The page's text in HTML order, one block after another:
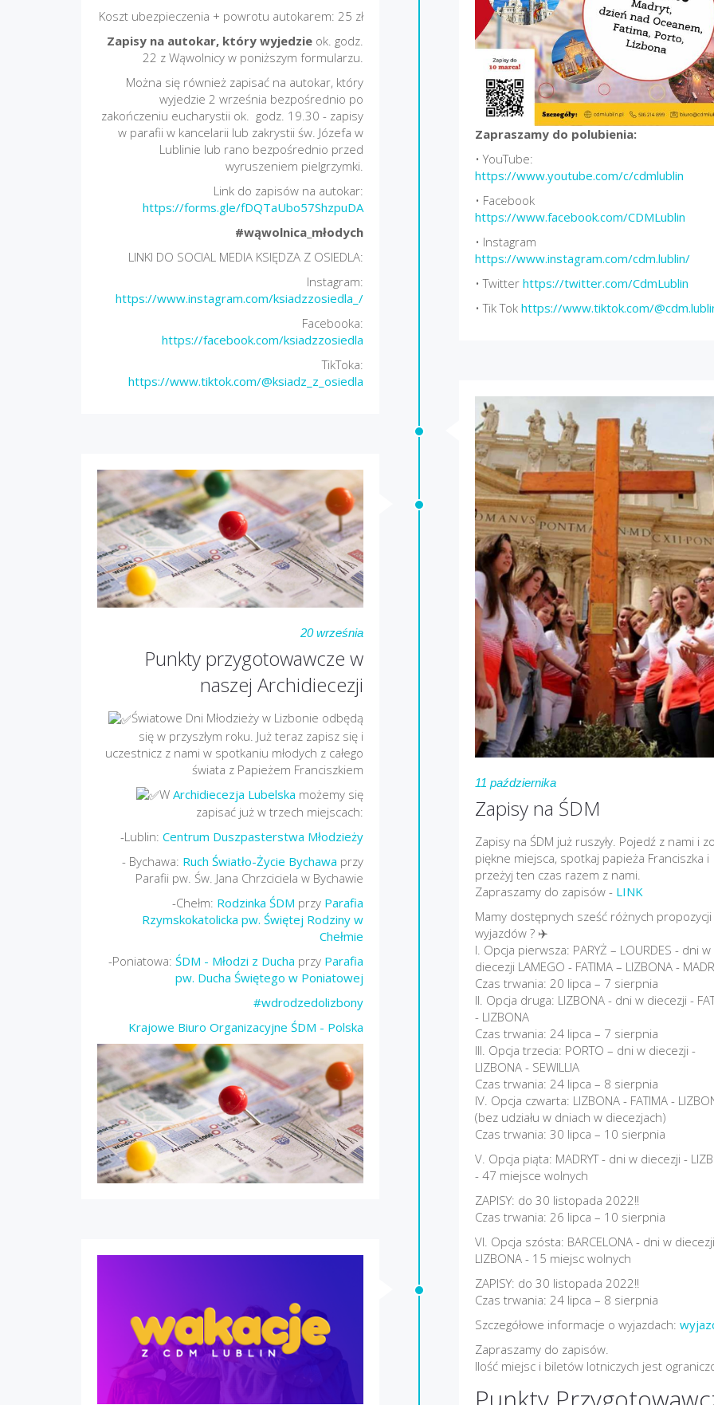
Koszt ubezpieczenia + powrotu autokarem: 25 zł
Zapisy na autokar, który wyjedzieok. godz.
22 z Wąwolnicy w poniższym formularzu.
Można się również zapisać na autokar, który
wyjedzie 2 września bezpośrednio po
zakończeniu eucharystii ok. godz. 19.30 - zapisy
w parafii w kancelarii lub zakrystii św. Józefa w
Lublinie lub rano bezpośrednio przed
wyruszeniem pielgrzymki.
Link do zapisów na autokar:
https://forms.gle/fDQTaUbo57ShzpuDA
#wąwolnica_młodych
LINKI DO SOCIAL MEDIA KSIĘDZA Z OSIEDLA:
Instagram:
https://www.instagram.com/ksiadzzosiedla_/
Facebooka:
https://facebook.com/ksiadzzosiedla
TikToka:
https://www.tiktok.com/@ksiadz_z_osiedla
Zapraszamy do polubienia:
• YouTube:
https://www.youtube.com/c/cdmlublin
• Facebook
https://www.facebook.com/CDMLublin
• Instagram
https://www.instagram.com/cdm.lublin/
• Twitter https://twitter.com/CdmLublin
• Tik Tok https://www.tiktok.com/
11 października
Zapisy na ŚDM
Zapisy na ŚDM już ruszyły. Pojedź z nami i
piękne miejsca, spotkaj papieża Franciszka i
przeżyj ten czas razem z nami.
Zapraszamy do zapisów - LINK
Mamy dostępnych sześć różnych propozycji
wyjazdów ? ✈️
I. Opcja pierwsza: PARYŻ – LOURDES - dni w
diecezji LAMEGO - FATIMA – LIZBONA -
Czas trwania: 20 lipca – 7 sierpnia
II. Opcja druga: LIZBONA - dni w diecezji -
- LIZBONA
Czas trwania: 24 lipca – 7 sierpnia
III. Opcja trzecia: PORTO – dni w diecezji -
LIZBONA - SEWILLIA
Czas trwania: 24 lipca – 8 sierpnia
IV. Opcja czwarta: LIZBONA - FATIMA -
(bez udziału w dniach w diecezjach)
Czas trwania: 30 lipca – 10 sierpnia
V. Opcja piąta: MADRYT - dni w diecezji -
- 47 miejsce wolnych
ZAPISY: do 30 listopada 2022!!
Czas trwania: 26 lipca – 10 sierpnia
VI. Opcja szósta: BARCELONA - dni w
LIZBONA - 15 miejsc wolnych
ZAPISY: do 30 listopada 2022!!
Czas trwania: 24 lipca – 8 sierpnia
Szczegółowe informacje o wyjazdach:
Zapraszamy do zapisów.
Ilość miejsc i biletów lotniczych jest
20 września
Punkty przygotowawcze w
naszej Archidiecezji
Światowe Dni Młodzieży w Lizbonie odbędą
się w przyszłym roku. Już teraz zapisz się i
uczestnicz z nami w spotkaniu młodych z całego
świata z Papieżem Franciszkiem
W Archidiecezja Lubelska możemy się
zapisać już w trzech miejscach:
-Lublin: Centrum Duszpasterstwa Młodzieży
- Bychawa: Ruch Światło-Życie Bychawa przy
Parafii pw. Św. Jana Chrzciciela w Bychawie
-Chełm: Rodzinka ŚDM przy Parafia
Rzymskokatolicka pw. Świętej Rodziny w
Chełmie
-Poniatowa: ŚDM - Młodzi z Ducha przy Parafia
pw. Ducha Świętego w Poniatowej
#wdrodzedolizbony
Krajowe Biuro Organizacyjne ŚDM - Polska